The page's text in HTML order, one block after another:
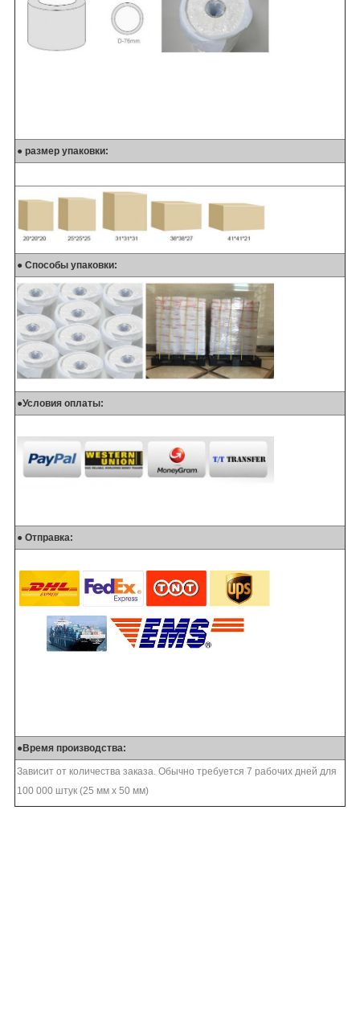
● размер упаковки:
● Способы упаковки:
●Условия оплаты:
● Отправка:
●Время производства:
Зависит от количества заказа. Обычно требуется 7 рабочих дней для
100 000 штук (25 мм х 50 мм)